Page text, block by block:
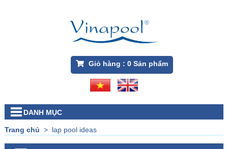
Giỏ hàng : 0Sản phẩm
DANH MỤC
Trang chủ > lap pool ideas